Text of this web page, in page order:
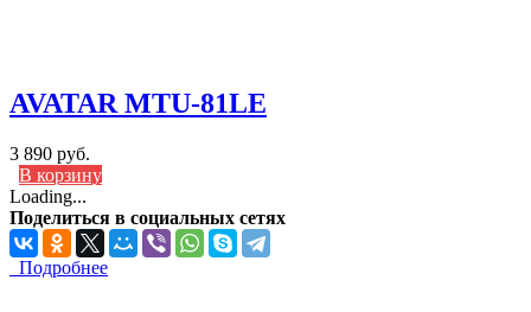
AVATAR MTU-81LE
3 890 руб.
В корзину
Loading...
Поделиться в социальных сетях
Подробнее